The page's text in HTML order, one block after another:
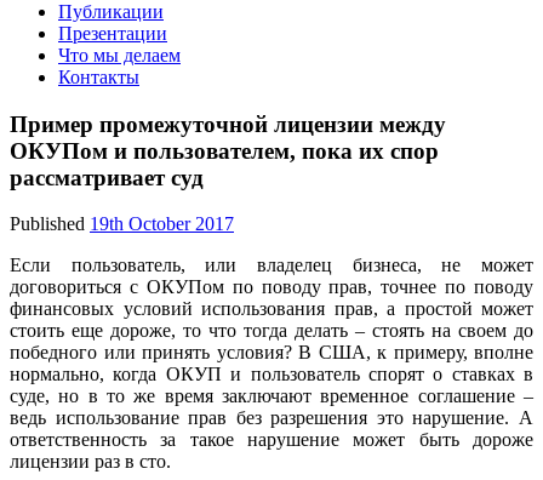
Публикации
Презентации
Что мы делаем
Контакты
Пример промежуточной лицензии между
ОКУПом и пользователем, пока их спор
рассматривает суд
Published 19th October 2017
Если пользователь, или владелец бизнеса, не может
договориться с ОКУПом по поводу прав, точнее по поводу
финансовых условий использования прав, а простой может
стоить еще дороже, то что тогда делать – стоять на своем до
победного или принять условия? В США, к примеру, вполне
нормально, когда ОКУП и пользователь спорят о ставках в
суде, но в то же время заключают временное соглашение –
ведь использование прав без разрешения это нарушение. А
ответственность за такое нарушение может быть дороже
лицензии раз в сто.